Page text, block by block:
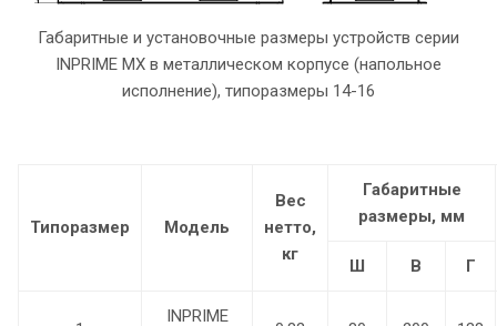
Габаритные и установочные размеры устройств серии
INPRIME MX в металлическом корпусе (напольное
исполнение), типоразмеры 14-16
Типоразмер Модель
Вес
нетто,
кг
Габаритные
размеры, мм
Ш В Г
INPRIME